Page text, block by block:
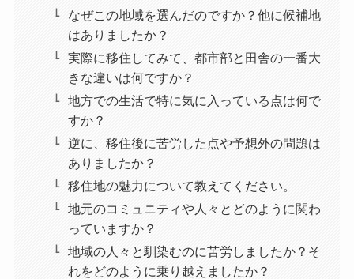
なぜこの地域を選んだのですか？他に候補地
はありましたか？
実際に移住してみて、都市部と田舎の一番大
きな違いは何ですか？
地方での生活で特に気に入っている点は何で
すか？
逆に、移住後に苦労した点や予想外の問題は
ありましたか？
移住地の魅力について教えてください。
地元のコミュニティや人々とどのように関わ
っていますか？
地域の人々と馴染むのに苦労しましたか？そ
れをどのように乗り越えましたか？